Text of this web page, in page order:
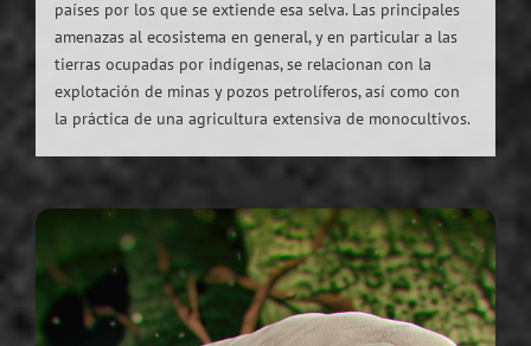
países por los que se extiende esa selva. Las principales
amenazas al ecosistema en general, y en particular a las
tierras ocupadas por indígenas, se relacionan con la
explotación de minas y pozos petrolíferos, así como con
la práctica de una agricultura extensiva de monocultivos.